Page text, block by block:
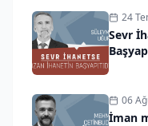
24
Sevr
06
İman